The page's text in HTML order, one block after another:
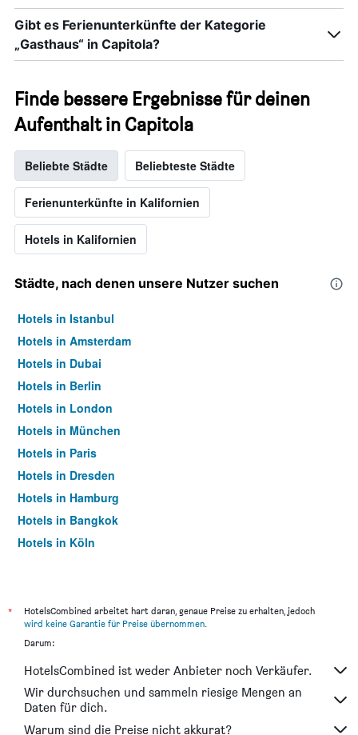
Gibt es Ferienunterkünfte der Kategorie
„Gasthaus“ in Capitola?
Finde bessere Ergebnisse für deinen
Aufenthalt in Capitola
Beliebte Städte Beliebteste Städte
Ferienunterkünfte in Kalifornien
Hotels in Kalifornien
Städte, nach denen unsere Nutzer suchen
Hotels in Istanbul
Hotels in Amsterdam
Hotels in Dubai
Hotels in Berlin
Hotels in London
Hotels in München
Hotels in Paris
Hotels in Dresden
Hotels in Hamburg
Hotels in Bangkok
Hotels in Köln
*
HotelsCombined arbeitet hart daran, genaue Preise zu erhalten, jedoch
wird keine Garantie für Preise übernommen.
Darum:
HotelsCombined ist weder Anbieter noch Verkäufer.
Wir durchsuchen und sammeln riesige Mengen an
Daten für dich.
Warum sind die Preise nicht akkurat?